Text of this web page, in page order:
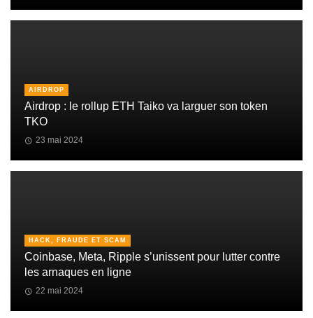
AIRDROP
Airdrop : le rollup ETH Taiko va larguer son token
TKO
23 mai 2024
HACK, FRAUDE ET SCAM
Coinbase, Meta, Ripple s’unissent pour lutter contre
les arnaques en ligne
22 mai 2024